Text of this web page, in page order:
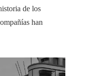
de los
han